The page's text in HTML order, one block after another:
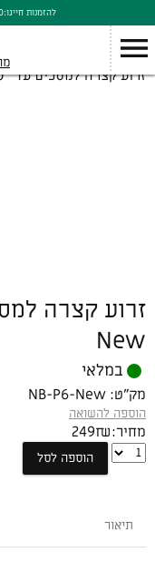
להזמנות חייגו:
זרוע קצרה למסכים עד “80 NB-P6-New
New
במלאי
מק"ט: NB-P6-New
הוספה להשואה
מחיר: 249₪
זרוע
“80
NB-
הוספה לסל
תיאור